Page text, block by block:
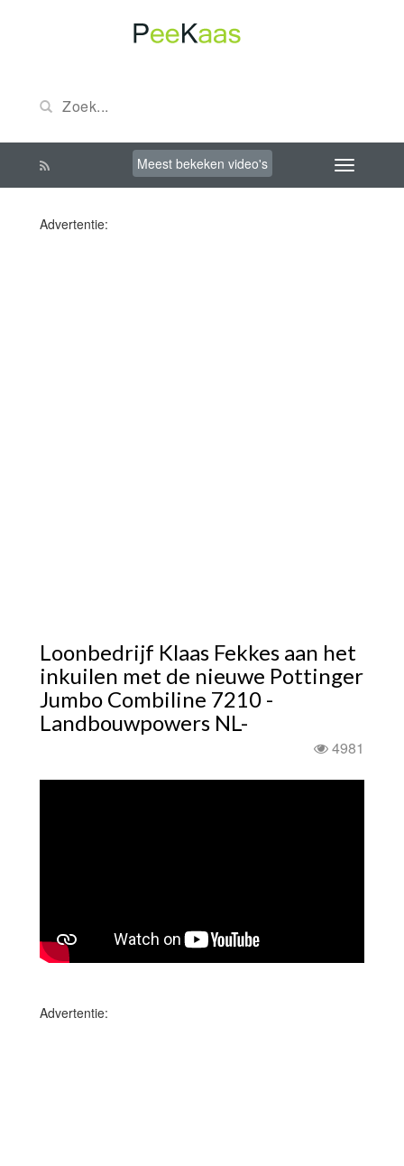
Meest bekeken video's
Advertentie:
Loonbedrijf Klaas Fekkes aan het
inkuilen met de nieuwe Pottinger
Jumbo Combiline 7210 -
Landbouwpowers NL-
4981
Advertentie: